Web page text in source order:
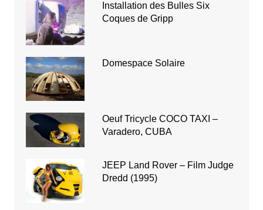
Installation des Bulles Six
Coques de Gripp
Domespace Solaire
Oeuf Tricycle COCO TAXI –
Varadero, CUBA
JEEP Land Rover – Film Judge
Dredd (1995)